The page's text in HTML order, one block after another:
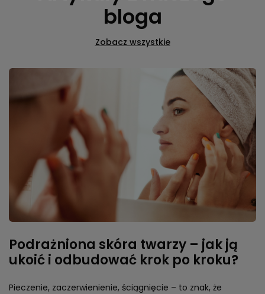
bloga
Zobacz wszystkie
Podrażniona skóra twarzy – jak ją
ukoić i odbudować krok po kroku?
Pieczenie, zaczerwienienie, ściągnięcie – to znak, że